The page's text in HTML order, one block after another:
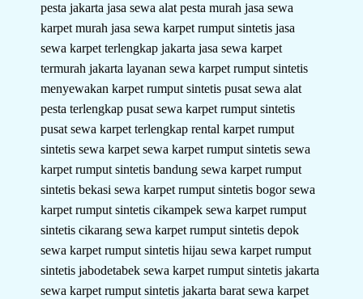
pesta jakartajasa sewa alat pesta murahjasa sewa
karpet murahjasa sewa karpet rumput sintetisjasa
sewa karpet terlengkap jakartajasa sewa karpet
termurah jakartalayanan sewa karpet rumput sintetis
menyewakan karpet rumput sintetispusat sewa alat
pesta terlengkappusat sewa karpet rumput sintetis
pusat sewa karpet terlengkaprental karpet rumput
sintetissewa karpetsewa karpet rumput sintetissewa
karpet rumput sintetis bandungsewa karpet rumput
sintetis bekasisewa karpet rumput sintetis bogorsewa
karpet rumput sintetis cikampeksewa karpet rumput
sintetis cikarangsewa karpet rumput sintetis depok
sewa karpet rumput sintetis hijausewa karpet rumput
sintetis jabodetabeksewa karpet rumput sintetis jakarta
sewa karpet rumput sintetis jakarta baratsewa karpet